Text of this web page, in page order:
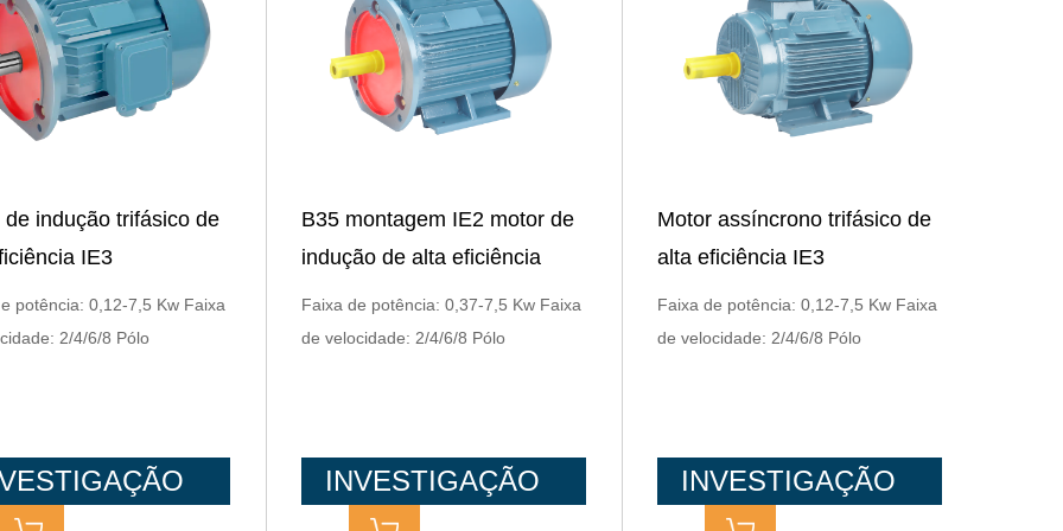
de indução trifásico de
IE3
potência: 0,12-7,5 Kw Faixa
2/4/6/8 Pólo
B35 montagem IE2 motor de
indução de alta eficiência
Faixa de potência: 0,37-7,5 Kw Faixa
de velocidade: 2/4/6/8 Pólo
INVESTIGAÇÃO
Motor assíncrono trifásico de
alta eficiência IE3
Faixa de potência: 0,12-7,5 Kw Faixa
de velocidade: 2/4/6/8 Pólo
INVESTIGAÇÃO